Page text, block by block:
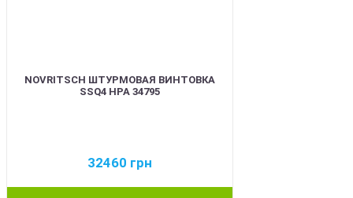
NOVRITSCH ШТУРМОВАЯ ВИНТОВКА
SSQ4 HPA 34795
32460 грн